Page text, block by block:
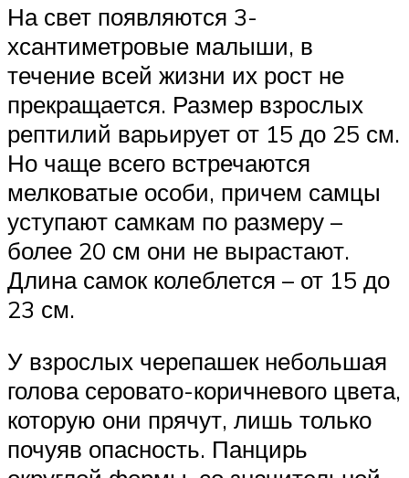
На свет появляются 3-
хсантиметровые малыши, в
течение всей жизни их рост не
прекращается. Размер взрослых
рептилий варьирует от 15 до 25 см.
Но чаще всего встречаются
мелковатые особи, причем самцы
уступают самкам по размеру –
более 20 см они не вырастают.
Длина самок колеблется – от 15 до
23 см.
У взрослых черепашек небольшая
голова серовато-коричневого цвета,
которую они прячут, лишь только
почуяв опасность. Панцирь